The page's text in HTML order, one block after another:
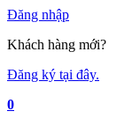
Đăng nhập
Khách hàng mới?
Đăng ký tại đây.
0